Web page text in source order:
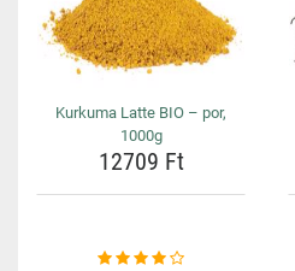
Kurkuma Latte BIO – por,
1000g
12709 Ft